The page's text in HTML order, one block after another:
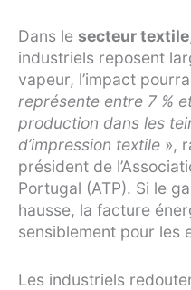
Dans le secteur textile
industriels reposent
vapeur, l’impact
représente entre 7 %
production dans les
d’impression textile »,
président de
Portugal (ATP). Si le
hausse, la facture
sensiblement pour les
Les industriels